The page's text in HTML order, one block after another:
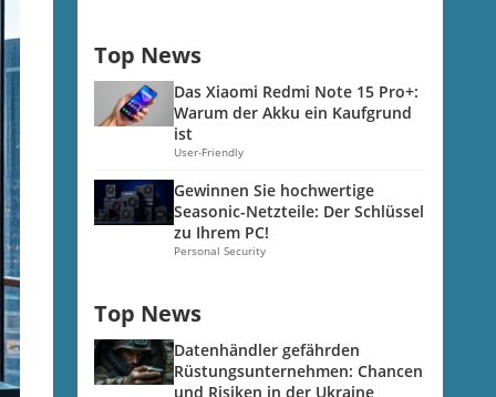
Top News
Das Xiaomi Redmi Note 15 Pro+:
Warum der Akku ein Kaufgrund
ist
User-Friendly
Gewinnen Sie hochwertige
Seasonic-Netzteile: Der Schlüssel
zu Ihrem PC!
Personal Security
Top News
Datenhändler gefährden
Rüstungsunternehmen: Chancen
und Risiken in der Ukraine